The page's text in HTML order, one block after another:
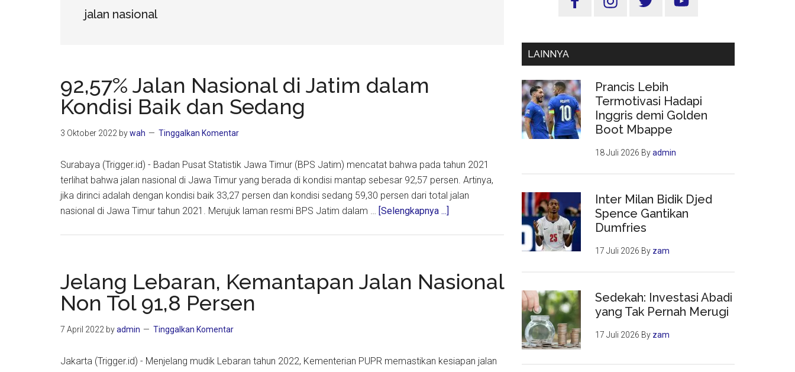
jalan nasional
92,57% Jalan Nasional di Jatim dalam
Kondisi Baik dan Sedang
3 Oktober 2022 bywah Tinggalkan Komentar
Surabaya (Trigger.id) - Badan Pusat Statistik Jawa Timur (BPS Jatim) mencatat bahwa pada tahun 2021
terlihat bahwa jalan nasional di Jawa Timur yang berada di kondisi mantap sebesar 92,57 persen. Artinya,
jika dirinci adalah dengan kondisi baik 33,27 persen dan kondisi sedang 59,30 persen dari total jalan
nasional di Jawa Timur tahun 2021. Merujuk laman resmi BPS Jatim dalam … [Selengkapnya ...]
Jatim
Sedang
Jelang Lebaran, Kemantapan Jalan Nasional
Non Tol 91,8 Persen
7 April 2022 byadmin Tinggalkan Komentar
Jakarta (Trigger.id) - Menjelang mudik Lebaran tahun 2022, Kementerian PUPR memastikan kesiapan jalan
Utama
LAINNYA
Prancis Lebih
Termotivasi Hadapi
Inggris demi Golden
Boot Mbappe
18 Juli 2026 Byadmin
Inter Milan Bidik Djed
Spence Gantikan
Dumfries
17 Juli 2026 By zam
Sedekah: Investasi Abadi
yang Tak Pernah Merugi
17 Juli 2026 By zam